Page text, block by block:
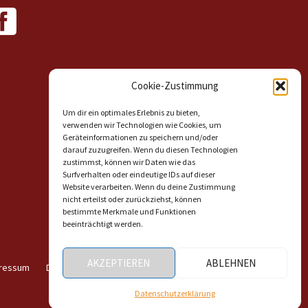
Cookie-Zustimmung
Um dir ein optimales Erlebnis zu bieten,
verwenden wir Technologien wie Cookies, um
Geräteinformationen zu speichern und/oder
darauf zuzugreifen. Wenn du diesen Technologien
zustimmst, können wir Daten wie das
Surfverhalten oder eindeutige IDs auf dieser
Website verarbeiten. Wenn du deine Zustimmung
nicht erteilst oder zurückziehst, können
bestimmte Merkmale und Funktionen
beeinträchtigt werden.
AKZEPTIEREN ABLEHNEN
Datenschutzerklärung
Datenschutzerklärung Haftungsausschluss